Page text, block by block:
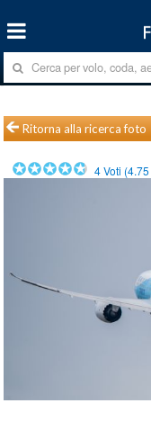
Ritorna alla ricerca foto
4Voti (4.75